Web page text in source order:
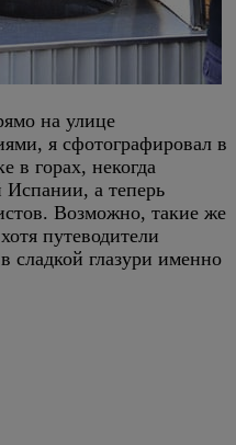
на улице
я сфотографировал в
в горах, некогда
а теперь
Возможно, такие же
путеводители
сладкой глазури именно